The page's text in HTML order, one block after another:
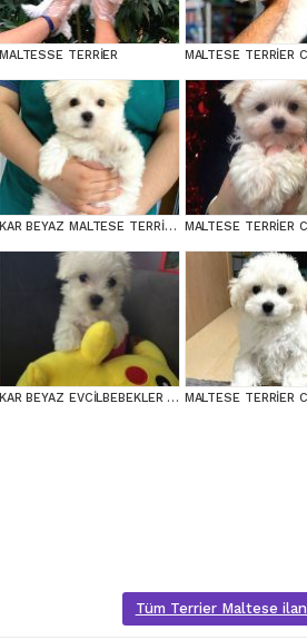
MALTESSE TERRİER
KAR BEYAZ MALTESE TERRİER CİNSLERİ
KAR BEYAZ EVCİLBEBEKLER EV ÜRETİMİ MALTESSE TERRİER
Tüm Terrier Maltese